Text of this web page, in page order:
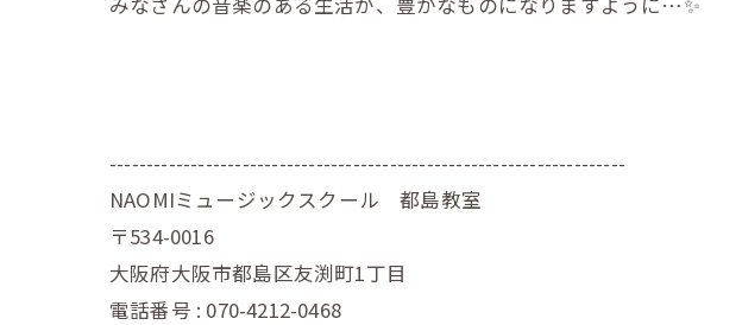
----------------------------------------------------------------------
NAOMIミュージックスクール 都島教室
〒534-0016
大阪府大阪市都島区友渕町1丁目
電話番号 : 070-4212-0468